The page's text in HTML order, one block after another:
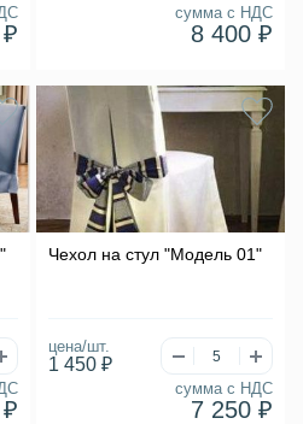
сумма с НДС
8 400 ₽
Чехол на стул "Модель 01"
цена/шт.
1 450 ₽
сумма с НДС
7 250 ₽